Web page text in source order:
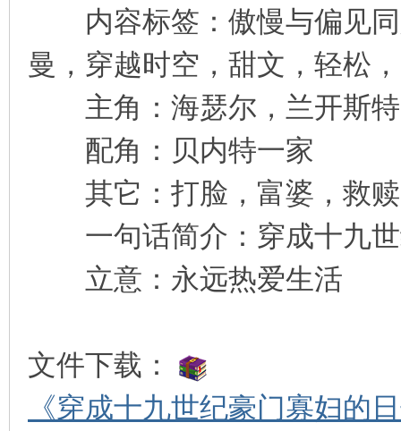
内容标签：傲慢与偏见同
曼，穿越时空，甜文，轻松，
主角：海瑟尔，兰开斯特
配角：贝内特一家
其它：打脸，富婆，救赎
一句话简介：穿成十九世
立意：永远热爱生活
文件下载：
《穿成十九世纪豪门寡妇的